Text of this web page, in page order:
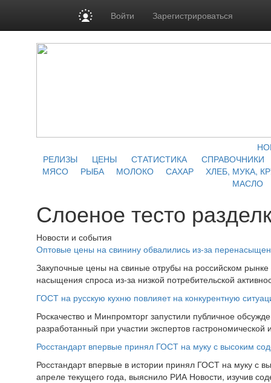
Войти Зарегистрироваться
РЕЛИЗЫ
ЦЕНЫ СТАТИСТИКА
СПРАВОЧНИКИ
МЯСО
РЫБА МОЛОКО САХАР
ХЛЕБ, МУКА,
МАСЛО
Слоеное тесто
Новости и события
Оптовые цены на свинину обвалились из-за
Закупочные цены на свиные отрубы на российском
насыщения спроса из-за низкой потребительской
ГОСТ на русскую кухню повлияет на конкурентную
Роскачество и Минпромторг запустили публичное
разработанный при участии экспертов
Росстандарт впервые принял ГОСТ на муку с высоким
Росстандарт впервые в истории принял ГОСТ на муку с
апреле текущего года, выяснило РИА Новости, изучив